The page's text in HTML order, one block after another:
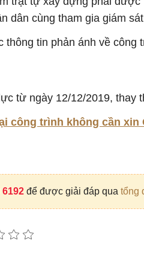
dân cùng tham gia giám
thông tin phản ánh về
từ ngày 12/12/2019, thay
công trình không cần xin
6192để được giải đáp qua tổng